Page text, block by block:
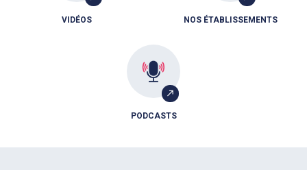
VIDÉOS NOS ÉTABLISSEMENTS
PODCASTS